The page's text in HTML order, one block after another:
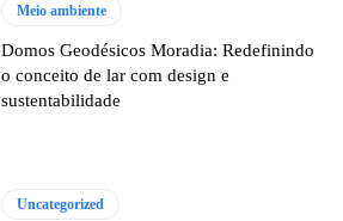
Meio ambiente
Domos Geodésicos Moradia: Redefinindo
o conceito de lar com design e
sustentabilidade
Uncategorized